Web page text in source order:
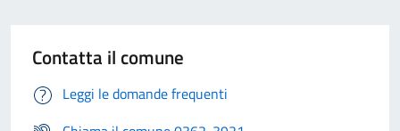
Contatta il comune
Leggi le domande frequenti